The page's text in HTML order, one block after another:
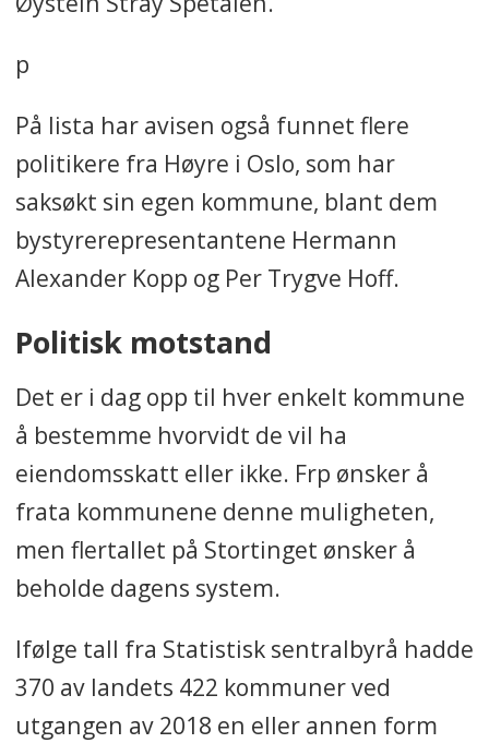
p
På lista har avisen også funnet flere
politikere fra Høyre i Oslo, som har
saksøkt sin egen kommune, blant dem
bystyrerepresentantene Hermann
Alexander Kopp og Per Trygve Hoff.
Politisk motstand
Det er i dag opp til hver enkelt kommune
å bestemme hvorvidt de vil ha
eiendomsskatt eller ikke. Frp ønsker å
frata kommunene denne muligheten,
men flertallet på Stortinget ønsker å
beholde dagens system.
Ifølge tall fra Statistisk sentralbyrå hadde
370 av landets 422 kommuner ved
utgangen av 2018 en eller annen form